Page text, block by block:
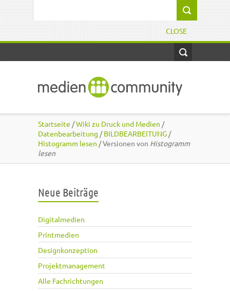
CLOSE
Startseite /Wiki zu Druck und Medien /
Datenbearbeitung /BILDBEARBEITUNG /
Histogramm lesen / Versionen von Histogramm
lesen
Neue Beiträge
Digitalmedien
Printmedien
Designkonzeption
Projektmanagement
Alle Fachrichtungen